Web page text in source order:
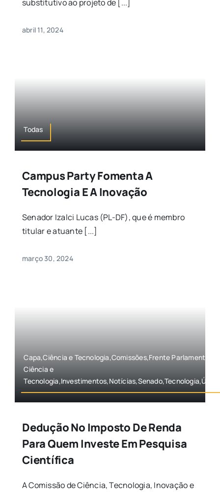
substitutivo ao projeto de [...]
abril 11, 2024
Todas
Campus Party Fomenta A
Tecnologia E A Inovação
Senador Izalci Lucas (PL-DF), que é membro
titular e atuante [...]
março 30, 2024
Capa,Ciência e Tecnologia,Comissões,Frente Parlamentar
Ciência e
Dedução No Imposto De Renda
Para Quem Investe Em Pesquisa
Científica
A Comissão de Ciência, Tecnologia, Inovação e